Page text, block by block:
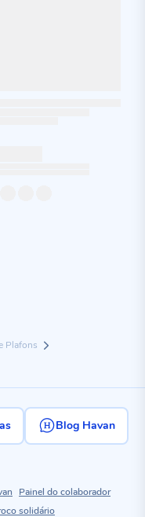
Plafons
Blog Havan
Painel do colaborador
solidário